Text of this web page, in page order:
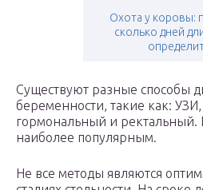
Охота у коровы:
сколько дней
Существуют разные способы
беременности, такие как:
гормональный и ректальный.
наиболее популярным.
Не все методы являются